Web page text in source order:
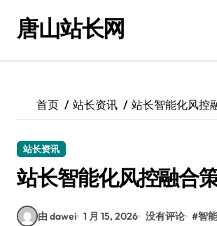
唐山站长网
首页 站长资讯 站长智能化风控
站长资讯
站长智能化风控融合
由 dawei 1 月 15, 2026 没有评论 #智